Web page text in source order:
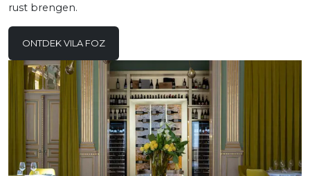
rust brengen.
ONTDEK VILA FOZ